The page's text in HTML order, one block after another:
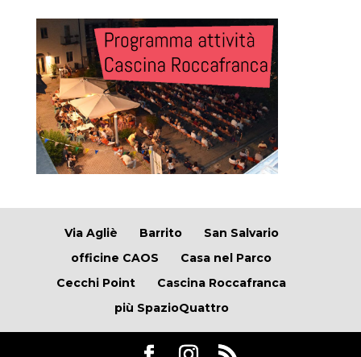
Via Agliè Barrito
San Salvario
officine CAOS
Casa nel Parco
Cecchi Point
Cascina Roccafranca
più SpazioQuattro